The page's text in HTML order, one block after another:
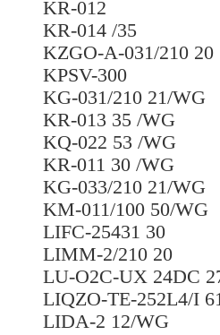
KR-012
KR-014 /35
KZGO-A-031/210 20
KPSV-300
KG-031/210 21/WG
KR-013 35 /WG
KQ-022 53 /WG
KR-011 30 /WG
KG-033/210 21/WG
KM-011/100 50/WG
LIFC-25431 30
LIMM-2/210 20
LU-O2C-UX 24DC
LIQZO-TE-252L4/I
LIDA-2 12/WG